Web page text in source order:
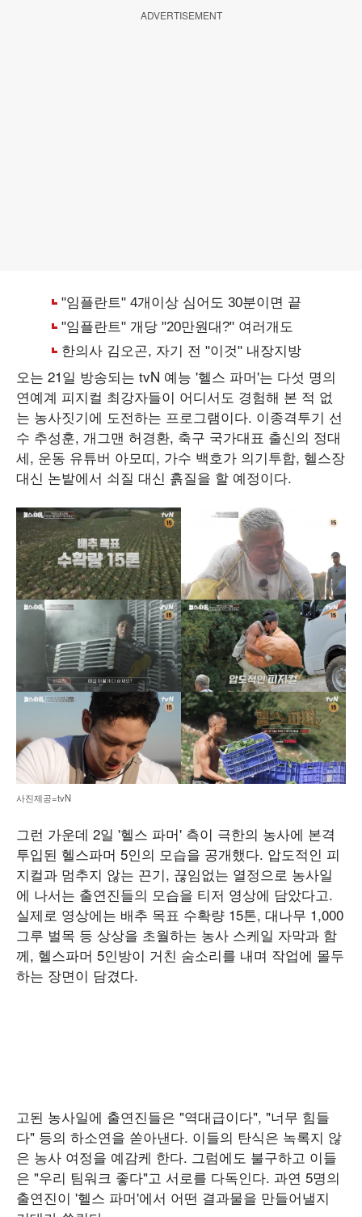
ADVERTISEMENT
오는 21일 방송되는 tvN 예능 '헬스 파머'는 다섯 명의
연예계 피지컬 최강자들이 어디서도 경험해 본 적 없
는 농사짓기에 도전하는 프로그램이다. 이종격투기 선
수 추성훈, 개그맨 허경환, 축구 국가대표 출신의 정대
세, 운동 유튜버 아모띠, 가수 백호가 의기투합, 헬스장
대신 논밭에서 쇠질 대신 흙질을 할 예정이다.
사진제공=tvN
그런 가운데 2일 '헬스 파머' 측이 극한의 농사에 본격
투입된 헬스파머 5인의 모습을 공개했다. 압도적인 피
지컬과 멈추지 않는 끈기, 끊임없는 열정으로 농사일
에 나서는 출연진들의 모습을 티저 영상에 담았다고.
실제로 영상에는 배추 목표 수확량 15톤, 대나무 1,000
그루 벌목 등 상상을 초월하는 농사 스케일 자막과 함
께, 헬스파머 5인방이 거친 숨소리를 내며 작업에 몰두
하는 장면이 담겼다.
고된 농사일에 출연진들은 "역대급이다", "너무 힘들
다" 등의 하소연을 쏟아낸다. 이들의 탄식은 녹록지 않
은 농사 여정을 예감케 한다. 그럼에도 불구하고 이들
은 "우리 팀워크 좋다"고 서로를 다독인다. 과연 5명의
출연진이 '헬스 파머'에서 어떤 결과물을 만들어낼지